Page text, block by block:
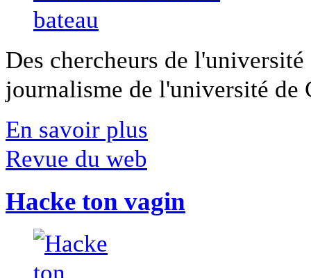
Des chercheurs de
journalisme de l'université
En savoir plus
Revue du web
Hacke ton vagin